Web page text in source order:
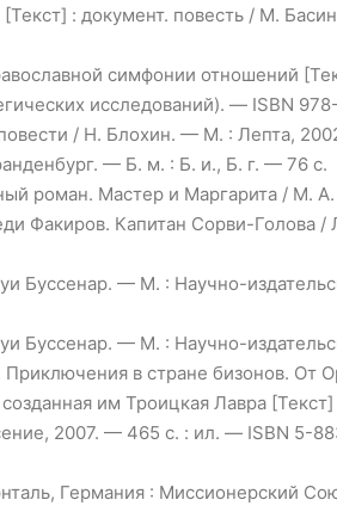
: документ. повесть / М.
симфонии отношений
исследований). — ISBN
/ Н. Блохин. — М. : Лепта,
— Б. м. : Б. и., Б. г. — 76 с.
роман. Мастер и Маргарита / М.
Факиров. Капитан Сорви-Голова
Буссенар. — М. : Научно-
Буссенар. — М. : Научно-
в стране бизонов. От
им Троицкая Лавра
2007. — 465 с. : ил. — ISBN 5-
Германия : Миссионерский